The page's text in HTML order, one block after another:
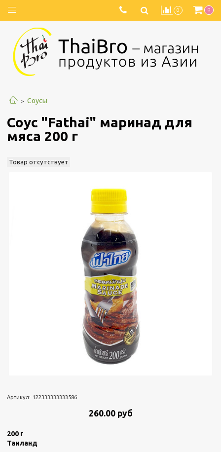
0 0
Соусы
Соус "Fathai" маринад для
мяса 200 г
Товар отсутствует
Артикул: 122333333333586
260.00 руб
200 г
Таиланд